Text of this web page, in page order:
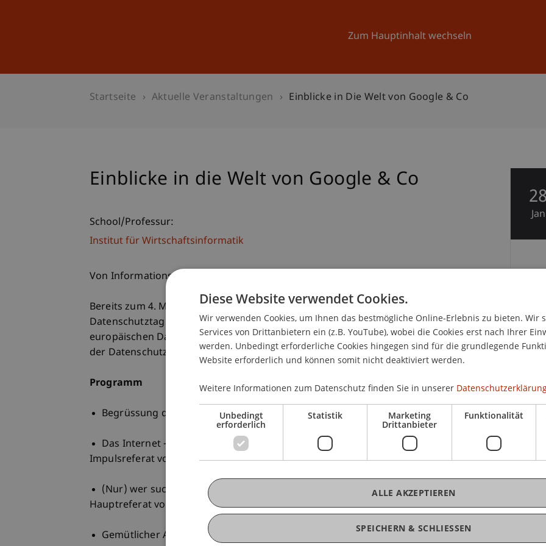
Zum Hauptinhalt wechseln
Universität Aktuelles
Startseite Aktuelle Veranstaltungen Einblicke in Die Welt von Google & Co
Einblicke in die Welt von Google & Co
School/Professur:
Institut für Wirtschaftsinformatik
Von Informations-Jägern und Daten-Sammlern
Bereits zum 4. Mal findet auf die Initiative des Europarats hin der Europäische
Datenschutztag in der Aula der Hochschule Liechtenstein statt. Im Rahmen des
europäischen Datenschutztages findet diese Veranstaltung als Kooperation zwischen
der Datenschutzstelle und dem Institut für Wirtschaftsinformatik statt.
Programm
Begrüssung durch Dr. Philipp Mittelberger, Datenschutzbeauftragter
Das Internet - Alles und ohne Ende.
Impulsreferat von Prof. Dr. Jan vom Brocke
(Nur) wer suchet, der findet - Die Suche als Schlüssel zum Internet.
Hauptreferat von Ossi Urchs
Gemütlicher Apéro
28
Jan
Diese Website verwendet Cookies.
Wir verwenden Cookies, um Ihnen das bestmögliche Online-Erlebnis zu bieten. Wir
Services von Drittanbietern ein (z.B. YouTube), wobei die Cookies erst nach Ihrer
werden. Unbedingt erforderliche Cookies hingegen sind für die grundlegende
Website erforderlich und können somit nicht deaktiviert werden.
Weitere Informationen zum Datenschutz finden Sie in unserer
Unbedingt
erforderlich
Statistik Marketing
Drittanbieter
Funktionalität
SPEICHERN & SCHLIESSEN
ALLE AKZEPTIEREN